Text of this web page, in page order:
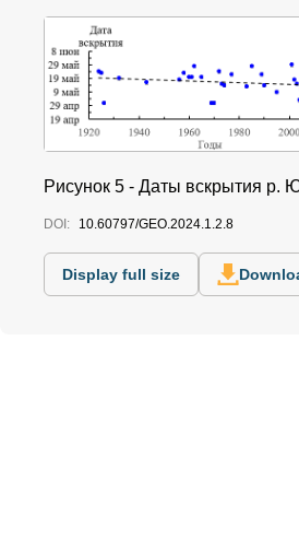
Рисунок 5 - Даты вскрытия р.
DOI: 10.60797/GEO.2024.1.2.8
Display full size